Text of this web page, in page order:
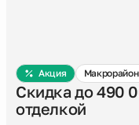
Акция
Скидка до 490
отделкой